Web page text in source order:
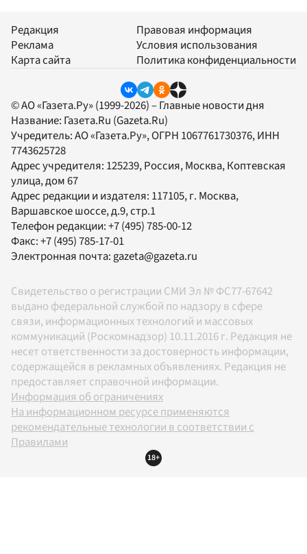
Редакция
Реклама
Карта сайта
Правовая информация
Условия использования
Политика конфиденциальности
© АО «Газета.Ру» (1999-2026) – Главные новости дня
Название: Газета.Ru (Gazeta.Ru)
Учредитель:АО «Газета.Ру», ОГРН 1067761730376, ИНН
7743625728
Адрес учредителя: 125239, Россия, Москва, Коптевская
улица, дом 67
Адрес редакции и издателя: 117105, г. Москва,
Варшавское шоссе, д.9, стр.1
Телефон редакции:+7 (495) 785-00-12
Факс:+7 (495) 785-17-01
Электронная почта:gazeta@gazeta.ru
Свидетельство о регистрации СМИ Эл № ФС77-67642
выдано федеральной службой по надзору в сфере
связи, информационных технологий и массовых
коммуникаций (Роскомнадзор) 10.11.2016 г. Редакция не
несет ответственности за достоверность информации,
содержащейся в рекламных объявлениях. Редакция не
предоставляет справочной информации.
Информация об ограничениях
На информационном ресурсе применяются
рекомендательные технологии в соответствии с
Правилами
18+